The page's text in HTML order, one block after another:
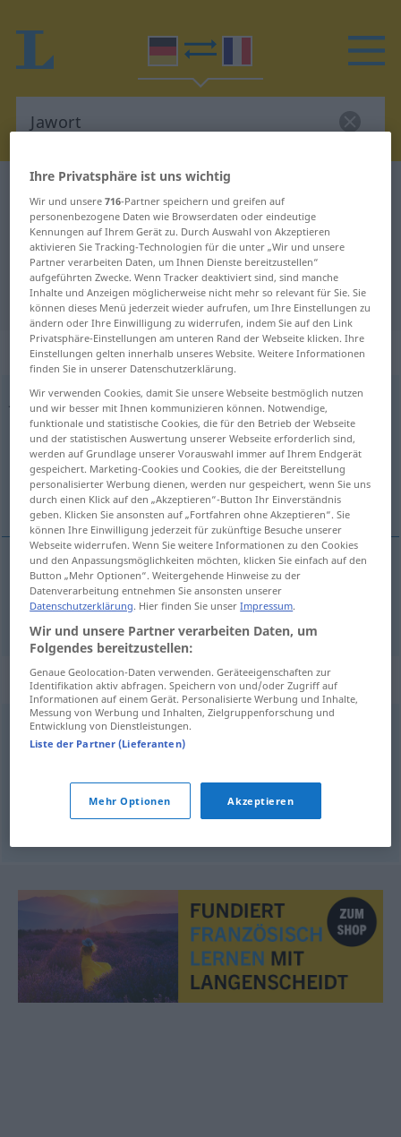
Deutsch-Französisch Wörterbuch
Deutsch-Französisch Übersetzung
für "Jawort"
"Jawort" Französisch Übersetzung
„Jawort“: Neutrum
Jawortn <Jaworte̸s;Jaworte>
Übersicht aller Übersetzungen
(Für mehr Details die Übersetzung anklicken/antippen)
consentement au mariage
consentementmaumariage Jawort
Synonyme für "Jawort"
Vermählung,Eheschließung
Verehelichung (Amtsdeutsch)
Heirat (Hauptform)
Ihre Privatsphäre ist uns wichtig
Wir und unsere716-Partner speichern und greifen auf
personenbezogene Daten wie Browserdaten oder eindeutige
Kennungen auf Ihrem Gerät zu. Durch Auswahl von Akzeptieren
aktivieren Sie Tracking-Technologien für die unter „Wir und unsere
Partner verarbeiten Daten, um Ihnen Dienste bereitzustellen“
aufgeführten Zwecke. Wenn Tracker deaktiviert sind, sind manche
Inhalte und Anzeigen möglicherweise nicht mehr so relevant für Sie. Sie
können dieses Menü jederzeit wieder aufrufen, um Ihre Einstellungen zu
ändern oder Ihre Einwilligung zu widerrufen, indem Sie auf den Link
Privatsphäre-Einstellungen am unteren Rand der Webseite klicken. Ihre
Einstellungen gelten innerhalb unseres Website. Weitere Informationen
finden Sie in unserer Datenschutzerklärung.
Wir verwenden Cookies, damit Sie unsere Webseite bestmöglich nutzen
und wir besser mit Ihnen kommunizieren können. Notwendige,
funktionale und statistische Cookies, die für den Betrieb der Webseite
und der statistischen Auswertung unserer Webseite erforderlich sind,
werden auf Grundlage unserer Vorauswahl immer auf Ihrem Endgerät
gespeichert. Marketing-Cookies und Cookies, die der Bereitstellung
personalisierter Werbung dienen, werden nur gespeichert, wenn Sie uns
durch einen Klick auf den „Akzeptieren“-Button Ihr Einverständnis
geben. Klicken Sie ansonsten auf „Fortfahren ohne Akzeptieren“. Sie
können Ihre Einwilligung jederzeit für zukünftige Besuche unserer
Webseite widerrufen. Wenn Sie weitere Informationen zu den Cookies
und den Anpassungsmöglichkeiten möchten, klicken Sie einfach auf den
Button „Mehr Optionen“. Weitergehende Hinweise zu der
Datenverarbeitung entnehmen Sie ansonsten unserer
Datenschutzerklärung. Hier finden Sie unserImpressum.
Wir und unsere Partner verarbeiten Daten, um
Folgendes bereitzustellen:
Genaue Geolocation-Daten verwenden. Geräteeigenschaften zur
Identifikation aktiv abfragen. Speichern von und/oder Zugriff auf
Informationen auf einem Gerät. Personalisierte Werbung und Inhalte,
Messung von Werbung und Inhalten, Zielgruppenforschung und
Entwicklung von Dienstleistungen.
Liste der Partner (Lieferanten)
Mehr Optionen Akzeptieren